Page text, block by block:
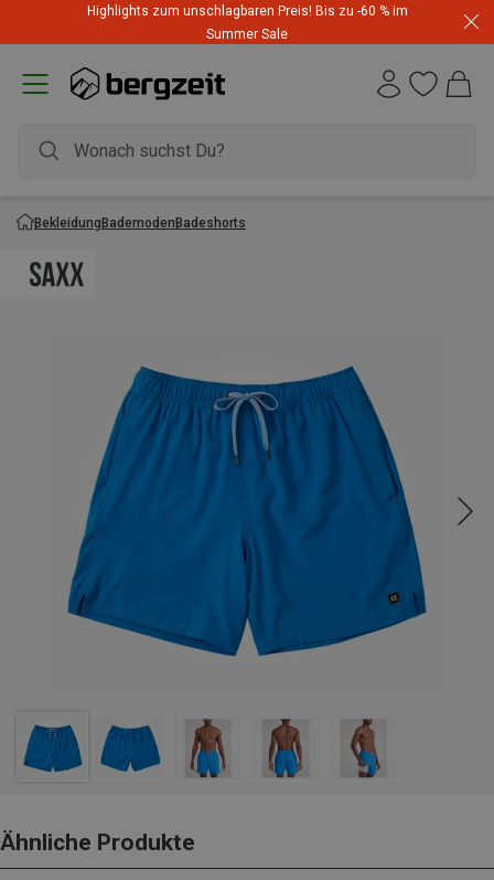
Highlights zum unschlagbaren Preis! Bis zu -60 % im
Summer Sale
BekleidungBademodenBadeshorts
Ähnliche Produkte